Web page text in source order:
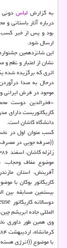
به گزارش لباسدونی
درباره آثار باستانی
بود و پس از خبر کسب
ارسال شود.
این شانزدهمین
نشان از اعتبار و نظم
اثری که برگزیده شده
درحال به صدا
موجود در فرش ایرانی
کاریکاتوریست
دانشگاه کاشان است.
کسب عنوان اول در
المللی جاده ابریشم چین، ۱۳۹۳ همچون افتخارات این هنرمند کرمانشاهی است.
وی همین طور داوری
با موضوع ((انرژی هسته